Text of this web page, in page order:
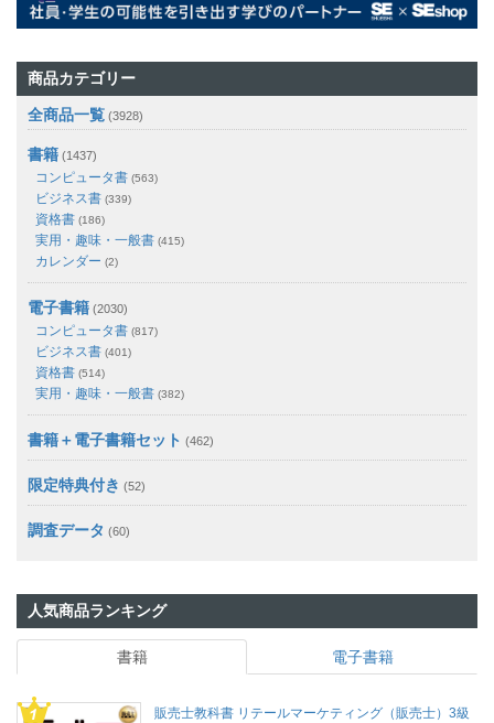
商品カテゴリー
全商品一覧 (3928)
書籍 (1437)
コンピュータ書 (563)
ビジネス書 (339)
資格書 (186)
実用・趣味・一般書 (415)
カレンダー (2)
電子書籍 (2030)
コンピュータ書 (817)
ビジネス書 (401)
資格書 (514)
実用・趣味・一般書 (382)
書籍＋電子書籍セット (462)
限定特典付き (52)
調査データ (60)
人気商品ランキング
書籍 電子書籍
販売士教科書 リテールマーケティング（販売士）3級